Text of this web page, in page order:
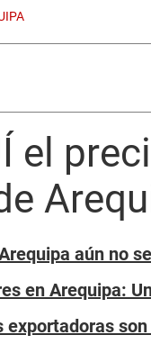
el
aún no
en Arequipa:
exportadoras